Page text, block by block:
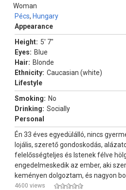
Woman
Pécs, Hungary
Appearance
Height: 5' 7"
Eyes: Blue
Hair: Blonde
Ethnicity: Caucasian (white)
Lifestyle
Smoking: No
Drinking: Socially
Personal
Én 33 éves egyedülálló, nincs
lojális, szerető gondoskodás,
felelősségteljes és Istenek félve
engedelmeskedik az ember, aki
keményen dolgoztam, és nagyon
4600 views